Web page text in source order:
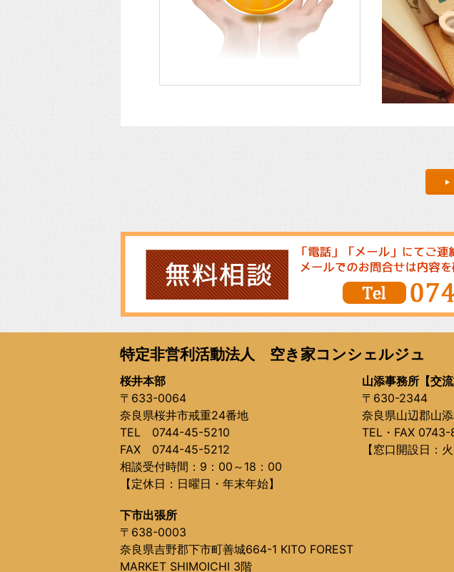
特定非営利活動法人 空き家コンシェルジュ
桜井本部
〒633-0064
奈良県桜井市戒重24番地
TEL 0744-45-5210
FAX 0744-45-5212
相談受付時間：9：00～18：00
【定休日：日曜日・年末年始】
山添事務所【交
〒630-2344
奈良県山辺郡山
TEL・FAX
【窓口開設日：
下市出張所
〒638-0003
奈良県吉野郡下市町善城664-1 KITO FOREST
MARKET SHIMOICHI 3階